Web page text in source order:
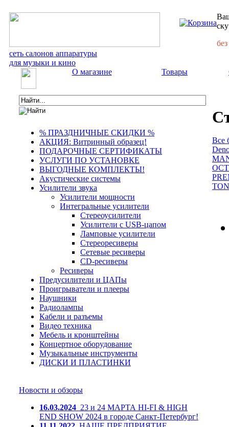
сеть салонов аппаратуры
для музыки и кино
О магазине Товары
% ПРАЗДНИЧНЫЕ СКИДКИ %
АКЦИЯ: Витринный образец!
ПОДАРОЧНЫЕ СЕРТИФИКАТЫ
УСЛУГИ ПО УСТАНОВКЕ
ВЫГОДНЫЕ КОМПЛЕКТЫ!
Акустические системы
Усилители звука
Усилители мощности
Интегральные усилители
Стереоусилители
Усилители с USB-цапом
Ламповые усилители
Стереоресиверы
Сетевые ресиверы
CD-ресиверы
Ресиверы
Предусилители и ЦАПы
Проигрыватели и плееры
Наушники
Радиолампы
Кабели и разъемы
Видео техника
Мебель и кронштейны
Концертное оборудование
Музыкальные инструменты
ДИСКИ И ПЛАСТИНКИ
Новости и обзоры
16.03.2024 23 и 24 МАРТА HI-FI & HIGH
END SHOW 2024 в городе Санкт-Петербург!
Все